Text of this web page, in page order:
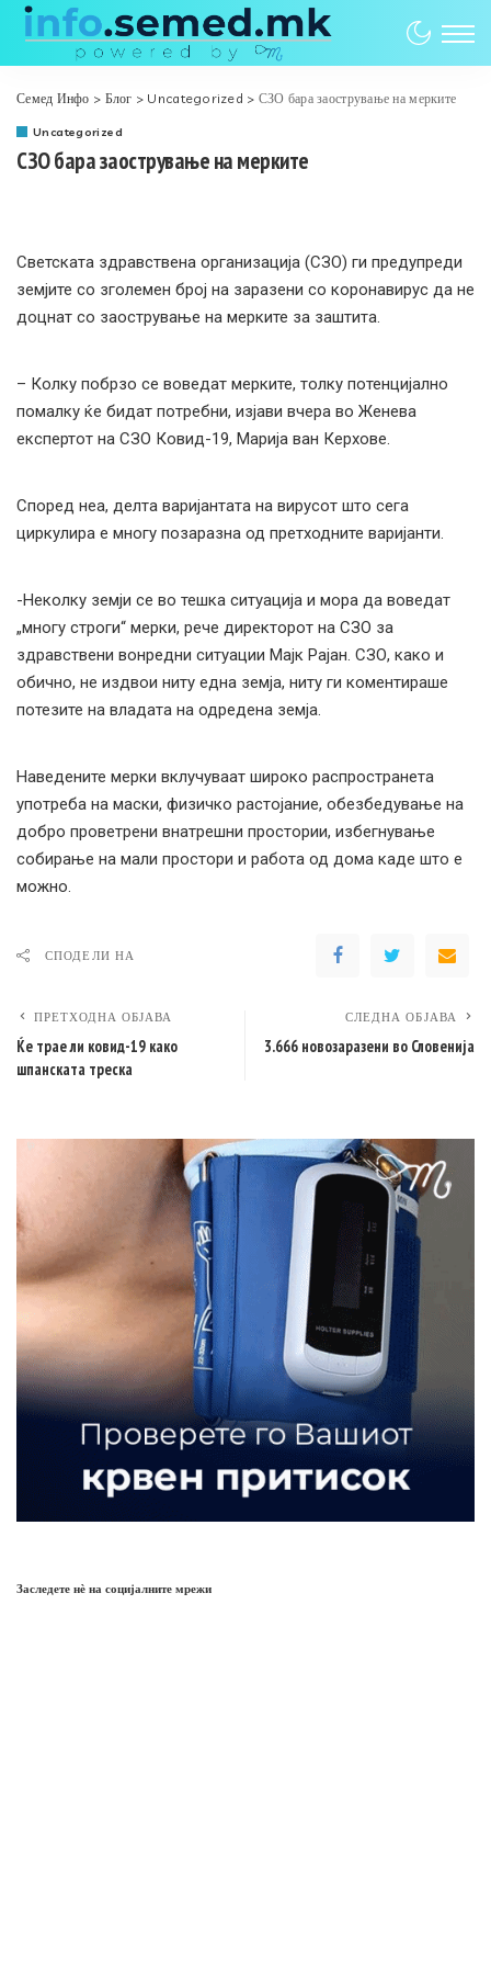
Семед Инфо > Блог > Uncategorized > СЗО бара заострување на мерките
Uncategorized
СЗО бара заострување на мерките
Светската здравствена организација (СЗО) ги предупреди
земјите со зголемен број на заразени со коронавирус да не
доцнат со заострување на мерките за заштита.
– Колку побрзо се воведат мерките, толку потенцијално
помалку ќе бидат потребни, изјави вчера во Женева
експертот на СЗО Ковид-19, Марија ван Керхове.
Според неа, делта варијантата на вирусот што сега
циркулира е многу позаразна од претходните варијанти.
-Неколку земји се во тешка ситуација и мора да воведат
„многу строги“ мерки, рече директорот на СЗО за
здравствени вонредни ситуации Мајк Рајан. СЗО, како и
обично, не издвои ниту една земја, ниту ги коментираше
потезите на владата на одредена земја.
Наведените мерки вклучуваат широко распространета
употреба на маски, физичко растојание, обезбедување на
добро проветрени внатрешни простории, избегнување
собирање на мали простори и работа од дома каде што е
можно.
СПОДЕЛИ НА
ПРЕТХОДНА ОБЈАВА
Ќе трае ли ковид-19 како
шпанската треска
СЛЕДНА ОБЈАВА
3.666 новозаразени во Словенија
Заследете нѐ на социјалните мрежи